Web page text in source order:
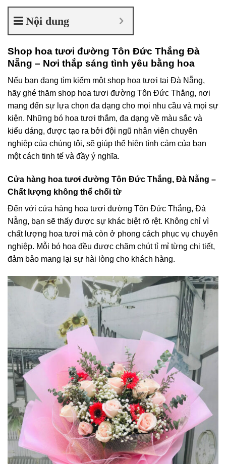
Nội dung
Shop hoa tươi đường Tôn Đức Thắng Đà
Nẵng – Nơi thắp sáng tình yêu bằng hoa
Nếu bạn đang tìm kiếm một shop hoa tươi tại Đà Nẵng,
hãy ghé thăm shop hoa tươi đường Tôn Đức Thắng, nơi
mang đến sự lựa chọn đa dạng cho mọi nhu cầu và mọi sự
kiện. Những bó hoa tươi thắm, đa dạng về màu sắc và
kiểu dáng, được tạo ra bởi đội ngũ nhân viên chuyên
nghiệp của chúng tôi, sẽ giúp thể hiện tình cảm của bạn
một cách tinh tế và đầy ý nghĩa.
Cửa hàng hoa tươi đường Tôn Đức Thắng, Đà Nẵng –
Chất lượng không thể chối từ
Đến với cửa hàng hoa tươi đường Tôn Đức Thắng, Đà
Nẵng, bạn sẽ thấy được sự khác biệt rõ rệt. Không chỉ vì
chất lượng hoa tươi mà còn ở phong cách phục vụ chuyên
nghiệp. Mỗi bó hoa đều được chăm chút tỉ mỉ từng chi tiết,
đảm bảo mang lại sự hài lòng cho khách hàng.